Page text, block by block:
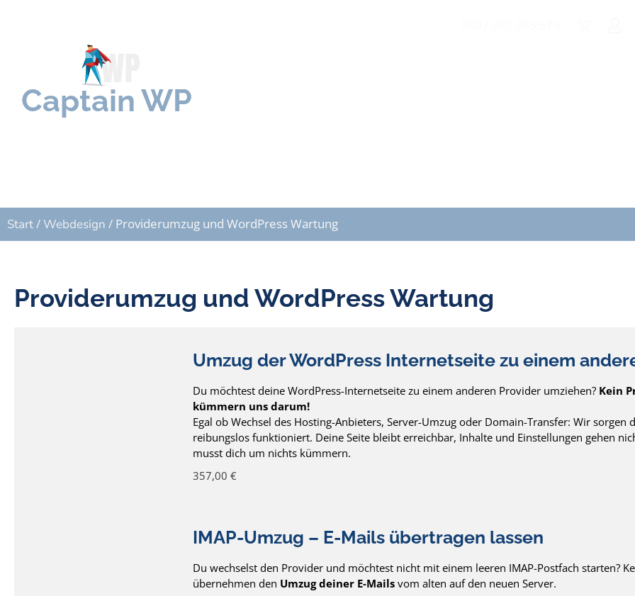
Captain WP
Start/Webdesign / Providerumzug und WordPress Wartung
Providerumzug und WordPress Wartung
Umzug der WordPress Internetseite zu einem
Du möchtest deine WordPress-Internetseite zu einem anderen Provider umziehen? Kein
kümmern uns darum!
Egal ob Wechsel des Hosting-Anbieters, Server-Umzug oder Domain-Transfer: Wir sorgen
reibungslos funktioniert. Deine Seite bleibt erreichbar, Inhalte und Einstellungen gehen
musst dich um nichts kümmern.
357,00 €
IMAP-Umzug – E-Mails übertragen lassen
Du wechselst den Provider und möchtest nicht mit einem leeren IMAP-Postfach starten?
übernehmen den Umzug deiner E-Mails vom alten auf den neuen Server.